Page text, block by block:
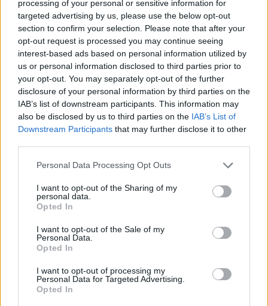
processing of your personal or sensitive information for
targeted advertising by us, please use the below opt-out
section to confirm your selection. Please note that after your
opt-out request is processed you may continue seeing
interest-based ads based on personal information utilized by
us or personal information disclosed to third parties prior to
your opt-out. You may separately opt-out of the further
disclosure of your personal information by third parties on the
IAB’s list of downstream participants. This information may
also be disclosed by us to third parties on the IAB’s List of
Downstream Participants that may further disclose it to other
Personal Data Processing Opt Outs
I want to opt-out of the Sharing of my
personal data.
Opted In
I want to opt-out of the Sale of my
Personal Data.
Opted In
I want to opt-out of processing my
Personal Data for Targeted Advertising.
Opted In
07/08/2026
Audi CUPRA Elétricos mais autonomia
Ford